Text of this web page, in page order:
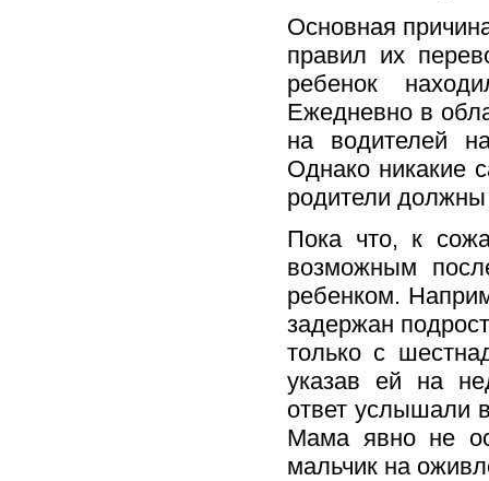
Основная
правил их
ребенок
Ежедневно в
на водителей
Однако никакие
родители должны
Пока что, к
возможным
ребенком.
задержан
только с
указав ей на
ответ услышали
Мама явно не
мальчик на